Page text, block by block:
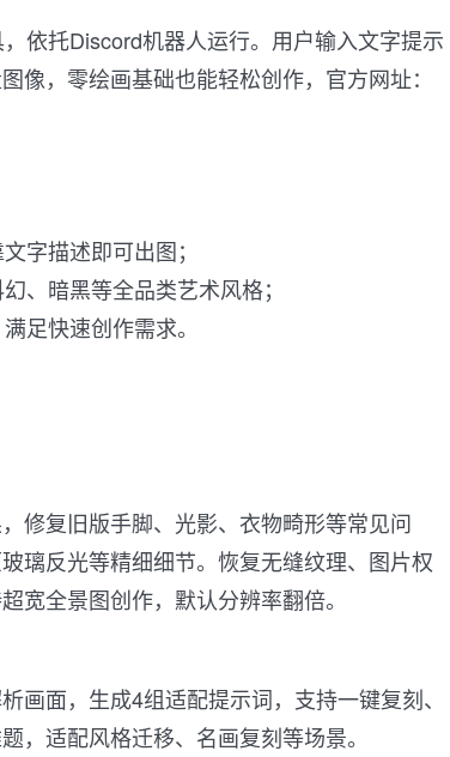
依托Discord机器人运行。用户输入文字提示
像，零绘画基础也能轻松创作，官方网址：
字描述即可出图；
、暗黑等全品类艺术风格；
足快速创作需求。
修复旧版手脚、光影、衣物畸形等常见问
璃反光等精细细节。恢复无缝纹理、图片权
宽全景图创作，默认分辨率翻倍。
画面，生成4组适配提示词，支持一键复刻、
，适配风格迁移、名画复刻等场景。